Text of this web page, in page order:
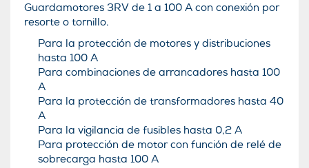
Guardamotores 3RV de 1 a 100 A con conexión por
resorte o tornillo.
Para la protección de motores y distribuciones
hasta 100 A
Para combinaciones de arrancadores hasta 100
A
Para la protección de transformadores hasta 40
A
Para la vigilancia de fusibles hasta 0,2 A
Para protección de motor con función de relé de
sobrecarga hasta 100 A